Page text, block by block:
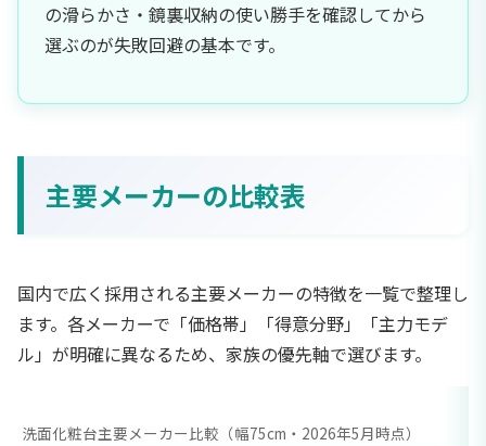
の滑らかさ・鏡裏収納の使い勝手を確認してから
選ぶのが失敗回避の基本です。
主要メーカーの比較表
国内で広く採用される主要メーカーの特徴を一覧で整理し
ます。各メーカーで「価格帯」「得意分野」「主力モデ
ル」が明確に異なるため、家族の優先軸で選びます。
洗面化粧台主要メーカー比較（幅75cm・2026年5月時点）